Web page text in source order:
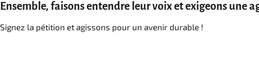
Ensemble, faisons entendre leur voix et exigeons une
Signez la pétition et agissons pour un avenir durable !